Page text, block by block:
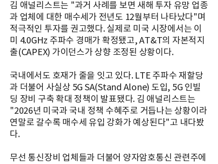
김 애널리스트는 "과거 사례를 보면 새해 투자 유망 업종
과 업체에 대한 매수세가 전년도 12월부터 나타났다"며
적극적인 투자를 권고했다. 실제로 미국 시장에서는 이
미 4.0GHz 주파수 경매가 확정됐고, AT&T의 자본적지
출(CAPEX) 가이던스가 상향 조정된 상황이다.
국내에서도 호재가 줄을 잇고 있다. LTE 주파수 재할당
과 더불어 사실상 5G SA(Stand Alone) 도입, 5G 인빌
딩 장비 구축 확대 정책이 발표됐다. 김 애널리스트는
"2026년 미국과 국내 정책 수혜주로 거듭나는 상황이라
연말로 갈수록 매수세 유입 강화가 예상된다"고 내다봤
다.
무선 통신장비 업체들과 더불어 양자암호통신 관련주에